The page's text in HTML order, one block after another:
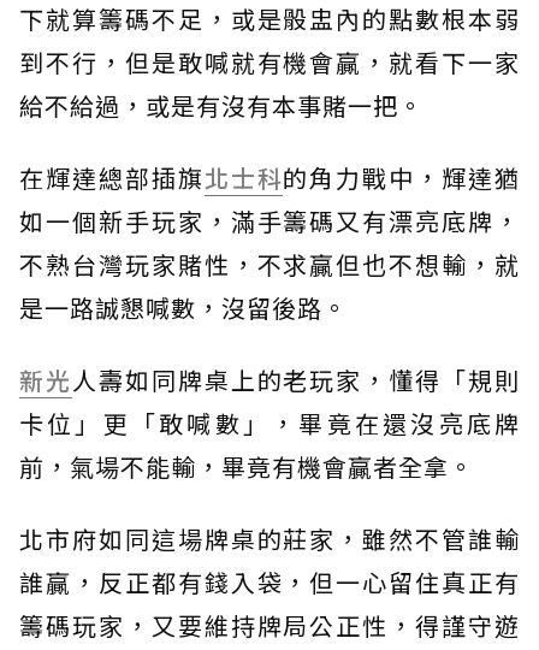
下就算籌碼不足，或是骰盅內的點數根本弱
到不行，但是敢喊就有機會贏，就看下一家
給不給過，或是有沒有本事賭一把。
在輝達總部插旗北士科的角力戰中，輝達猶
如一個新手玩家，滿手籌碼又有漂亮底牌，
不熟台灣玩家賭性，不求贏但也不想輸，就
是一路誠懇喊數，沒留後路。
新光人壽如同牌桌上的老玩家，懂得「規則
卡位」更「敢喊數」，畢竟在還沒亮底牌
前，氣場不能輸，畢竟有機會贏者全拿。
北市府如同這場牌桌的莊家，雖然不管誰輸
誰贏，反正都有錢入袋，但一心留住真正有
籌碼玩家，又要維持牌局公正性，得謹守遊